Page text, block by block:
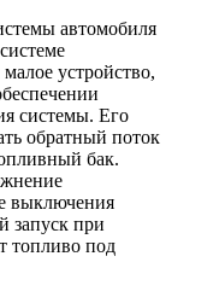
автомобиля
устройство,
системы. Его
обратный поток
бак.
выключения
запуск при
топливо под